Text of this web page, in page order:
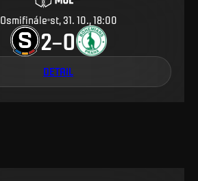
Osmifinále st, 31. 10., 18:00
2–0
DETAIL